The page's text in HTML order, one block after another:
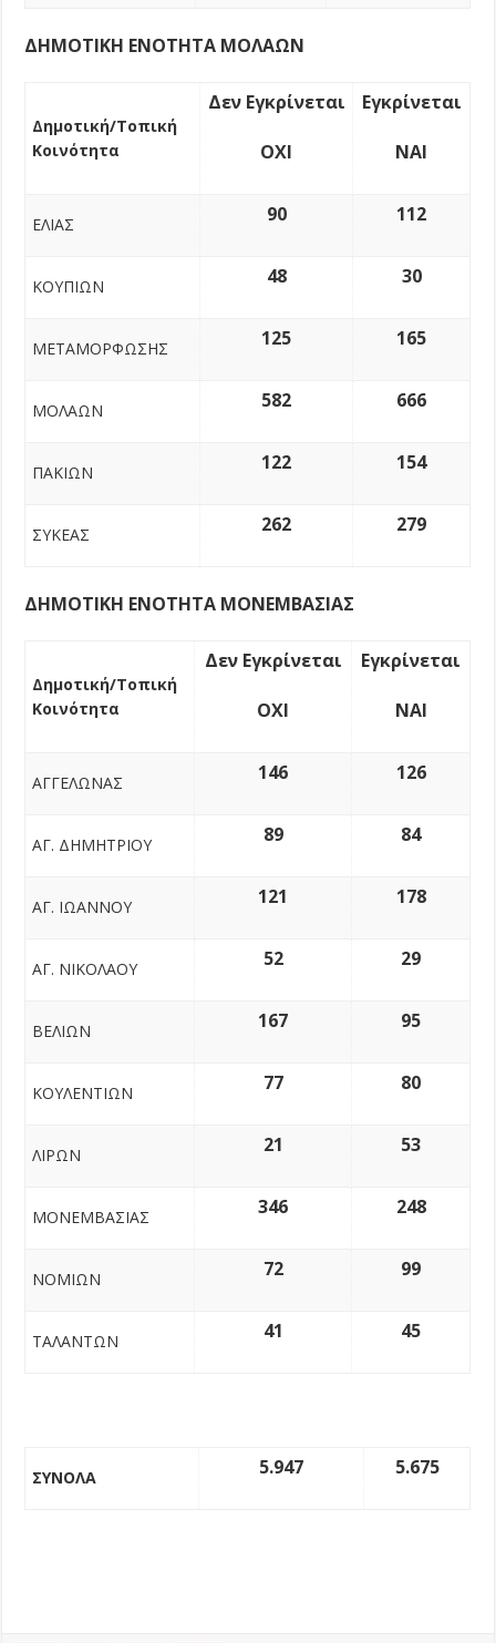
ΔΗΜΟΤΙΚΗ ΕΝΟΤΗΤΑ ΜΟΛΑΩΝ
Δημοτική/Τοπική
Κοινότητα
Δεν Εγκρίνεται
ΟΧΙ
Εγκρίνεται
ΝΑΙ
ΕΛΙΑΣ 90 112
ΚΟΥΠΙΩΝ 48 30
ΜΕΤΑΜΟΡΦΩΣΗΣ 125 165
ΜΟΛΑΩΝ 582 666
ΠΑΚΙΩΝ 122 154
ΣΥΚΕΑΣ 262 279
ΔΗΜΟΤΙΚΗ ΕΝΟΤΗΤΑ ΜΟΝΕΜΒΑΣΙΑΣ
Δημοτική/Τοπική
Κοινότητα
Δεν Εγκρίνεται
ΟΧΙ
Εγκρίνεται
ΝΑΙ
ΑΓΓΕΛΩΝΑΣ 146 126
ΑΓ. ΔΗΜΗΤΡΙΟΥ 89 84
ΑΓ. ΙΩΑΝΝΟΥ 121 178
ΑΓ. ΝΙΚΟΛΑΟΥ 52 29
ΒΕΛΙΩΝ 167 95
ΚΟΥΛΕΝΤΙΩΝ 77 80
ΛΙΡΩΝ 21 53
ΜΟΝΕΜΒΑΣΙΑΣ 346 248
ΝΟΜΙΩΝ 72 99
ΤΑΛΑΝΤΩΝ 41 45
ΣΥΝΟΛΑ 5.947 5.675